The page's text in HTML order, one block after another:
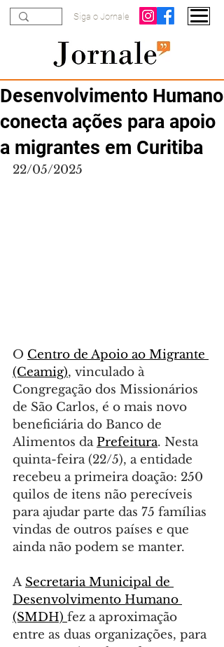
Siga o Jornale
Desenvolvimento Humano
conecta ações para apoio
a migrantes em Curitiba
22/05/2025
O Centro de Apoio ao Migrante
(Ceamig), vinculado à
Congregação dos Missionários
de São Carlos, é o mais novo
beneficiária do Banco de
Alimentos da Prefeitura. Nesta
quinta-feira (22/5), a entidade
recebeu a primeira doação: 250
quilos de itens não perecíveis
para ajudar parte das 75 famílias
vindas de outros países e que
ainda não podem se manter.
A Secretaria Municipal de
Desenvolvimento Humano
(SMDH) fez a aproximação
entre as duas organizações, para